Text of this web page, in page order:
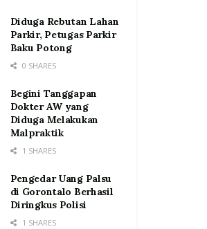
Diduga Rebutan Lahan
Parkir, Petugas Parkir
Baku Potong
0 SHARES
Begini Tanggapan
Dokter AW yang
Diduga Melakukan
Malpraktik
1 SHARES
Pengedar Uang Palsu
di Gorontalo Berhasil
Diringkus Polisi
1 SHARES